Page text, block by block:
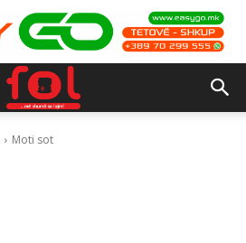
Moti sot